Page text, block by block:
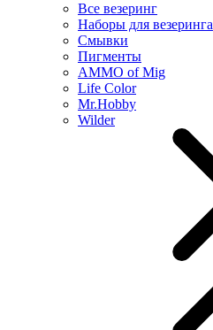
Все везеринг
Наборы для везеринга
Смывки
Пигменты
AMMO of Mig
Life Color
Mr.Hobby
Wilder